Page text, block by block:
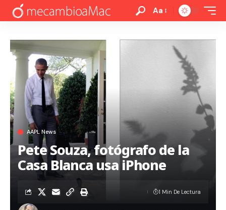
Aa
AAPL News
Pete Souza, fotógrafo de la
Casa Blanca usa iPhone
1 Min De Lectura